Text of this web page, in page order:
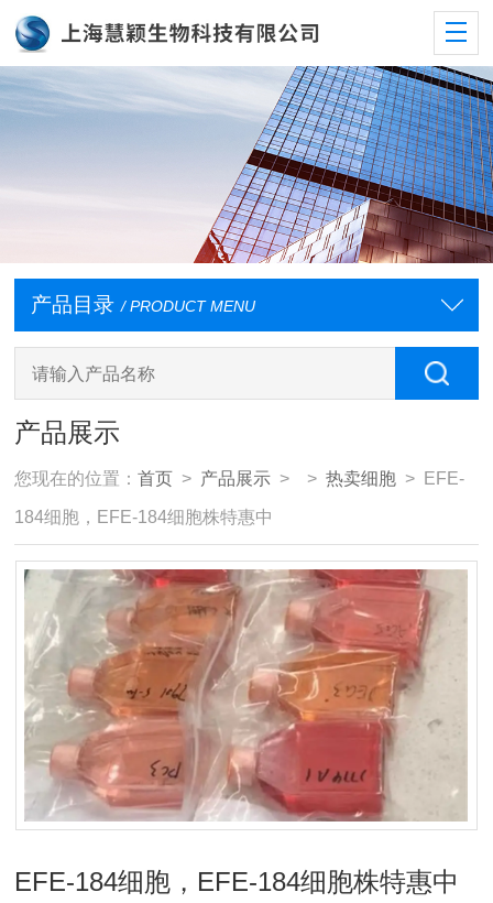
产品目录 / PRODUCT MENU
产品展示
您现在的位置：首页 > 产品展示 > >热卖细胞 > EFE-
184细胞，EFE-184细胞株特惠中
EFE-184细胞，EFE-184细胞株特惠中